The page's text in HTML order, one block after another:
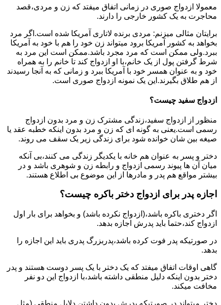
معمولا ازدواج صوری در زمانی اتفاق میفتد که زن و مردی،قصد
محاجرت به یک کشور خارجی را دارند.
برایتان مثالی میزنم: مردی برنده لاتاری آمریکا شده است.اگر مرد
بخواهد به کشور آمریکا برود میتواند زن خود را هم با خود به آمریکا
ببرد.ولی ممکن است که مرد مجرد باشد.ممکن است این مرد به
شرط گرفتن پول از یک خانم،با او ازدواج کند تا خانم را به همراه
خود و به عنوان همسر خود با آمریکا ببرد و زمانی که به آنجا رسیدند
از هم طلاق بگیرند.این یک نمونه ازدواج صوری است.
ازدواج سفید چیست؟
منظور از ازدواج سفید،زندگی مشترک زن و مرد بدون ازدواج
رسمی است.یعنی به گونه ای که زن و مرد بدون اینکه خطبه عقد یا
صیغه بین شان خوانده شود برای زندگی زیر یک سقف می روند.
دختر و پسر به عنوان هم خانه با یکدیگر زندگی می کنند،بی آنکه
میان آن ها پیوند رسمی ازدواج و رابطه زن و شوهری باشد و در
بیشتر مواقع هم پدر و مادرها از این موضوع بی اطلاع هستند.
اجازه پدر برای ازدواج دختر باکره چیست؟
اگر دختری باکره باشد،(ازدواج نکرده باشد) و بخواهد برای بار اول
ازدواج کند،حتما باید پدرش اجازه بدهد.
در صورتیکه پدر فوت کرده باشد،پدربزرگ پدری باید این اجازه را
بدهد.
گاهی اوقات اتفاق میفتد که یک دختر با یک پسر دوست هستند و پدر
دختر بدون اینکه دلیل منطقی داشته باشد،با ازدواج این دو نفر
مخافت میکند.
دختر میتواند در صورتیکه پدرش بدون داشتن دلایل منطقی (مثل